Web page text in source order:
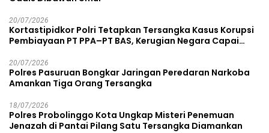
20/07/2026
Kortastipidkor Polri Tetapkan Tersangka Kasus Korupsi
Pembiayaan PT PPA–PT BAS, Kerugian Negara Capai
20/07/2026
Polres Pasuruan Bongkar Jaringan Peredaran Narkoba
Amankan Tiga Orang Tersangka
18/07/2026
Polres Probolinggo Kota Ungkap Misteri Penemuan
Jenazah di Pantai Pilang Satu Tersangka Diamankan